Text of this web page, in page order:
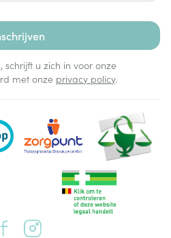
schrijft u zich in voor onze
met onze privacy policy.